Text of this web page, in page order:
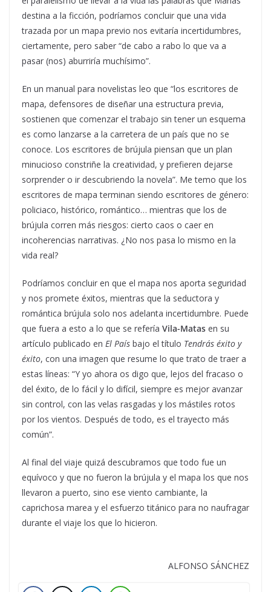
destina a la ficción, podríamos concluir que una vida
trazada por un mapa previo nos evitaría incertidumbres,
ciertamente, pero saber “de cabo a rabo lo que va a
pasar (nos) aburriría muchísimo”.
En un manual para novelistas leo que “los escritores de
mapa, defensores de diseñar una estructura previa,
sostienen que comenzar el trabajo sin tener un esquema
es como lanzarse a la carretera de un país que no se
conoce. Los escritores de brújula piensan que un plan
minucioso constriñe la creatividad, y prefieren dejarse
sorprender o ir descubriendo la novela”. Me temo que los
escritores de mapa terminan siendo escritores de género:
policiaco, histórico, romántico… mientras que los de
brújula corren más riesgos: cierto caos o caer en
incoherencias narrativas. ¿No nos pasa lo mismo en la
vida real?
Podríamos concluir en que el mapa nos aporta seguridad
y nos promete éxitos, mientras que la seductora y
romántica brújula solo nos adelanta incertidumbre. Puede
que fuera a esto a lo que se refería Vila-Matas en su
artículo publicado en El País bajo el título Tendrás éxito y
éxito, con una imagen que resume lo que trato de traer a
estas líneas: “Y yo ahora os digo que, lejos del fracaso o
del éxito, de lo fácil y lo difícil, siempre es mejor avanzar
sin control, con las velas rasgadas y los mástiles rotos
por los vientos. Después de todo, es el trayecto más
común”.
Al final del viaje quizá descubramos que todo fue un
equívoco y que no fueron la brújula y el mapa los que nos
llevaron a puerto, sino ese viento cambiante, la
caprichosa marea y el esfuerzo titánico para no naufragar
durante el viaje los que lo hicieron.
ALFONSO SÁNCHEZ